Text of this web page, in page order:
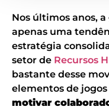
Nos últimos anos,
apenas uma
estratégia
setor de Recursos
bastante desse
elementos de
motivar